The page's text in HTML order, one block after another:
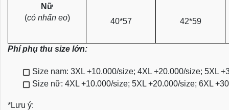
Nữ
40*57
42*59
(có nhấn eo)
Phí phụ thu size lớn:
Size nam: 3XL +10.000/size; 4XL +20.000/size; 5XL
Size nữ: 4XL +10.000/size; 5XL +20.000/size; 6XL
*Lưu ý: